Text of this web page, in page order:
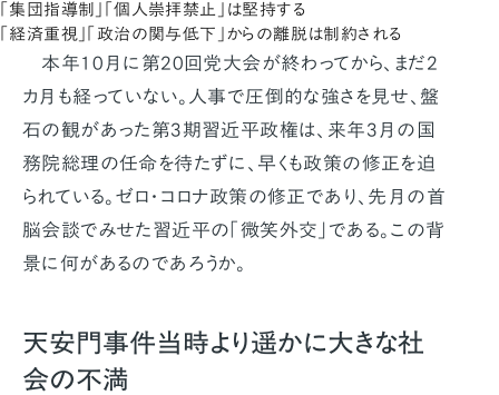
「集団指導制」「個人崇拝禁止」は堅持する
「経済重視」「政治の関与低下」からの離脱は制約される
本年10月に第20回党大会が終わってから、まだ2
カ月も経っていない。人事で圧倒的な強さを見せ、盤
石の観があった第3期習近平政権は、来年3月の国
務院総理の任命を待たずに、早くも政策の修正を迫
られている。ゼロ・コロナ政策の修正であり、先月の首
脳会談でみせた習近平の「微笑外交」である。この背
景に何があるのであろうか。
天安門事件当時より遥かに大きな社
会の不満